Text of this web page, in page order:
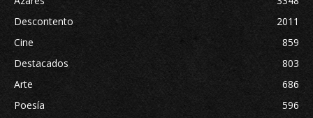
Descontento
2011
Cine
859
Destacados
803
Arte
686
Poesía
596